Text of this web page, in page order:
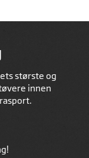
største og
innen